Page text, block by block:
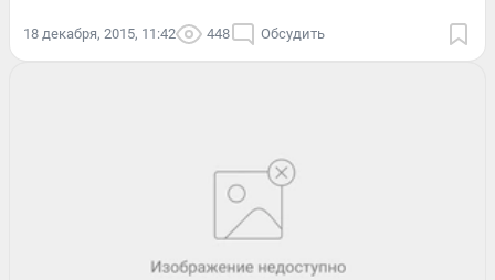
18 декабря, 2015, 11:42 448 Обсудить